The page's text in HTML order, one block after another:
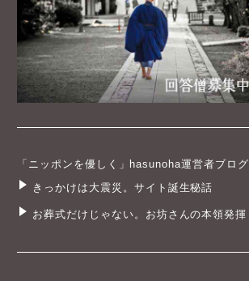
「ニッポンを優しく」hasunoha運営者ブログ
きっかけは大震災。サイト誕生秘話
お葬式だけじゃない。お坊さんの本領発揮